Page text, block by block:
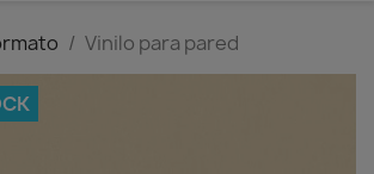
Vinilo para pared